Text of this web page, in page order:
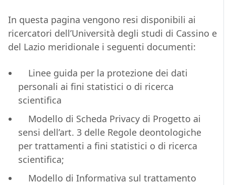
In questa pagina vengono resi disponibili ai
ricercatori dell’Università degli studi di Cassino e
del Lazio meridionale i seguenti documenti:
Linee guida per la protezione dei dati
personali ai fini statistici o di ricerca
scientifica
Modello di Scheda Privacy di Progetto ai
sensi dell’art. 3 delle Regole deontologiche
per trattamenti a fini statistici o di ricerca
scientifica;
Modello di Informativa sul trattamento